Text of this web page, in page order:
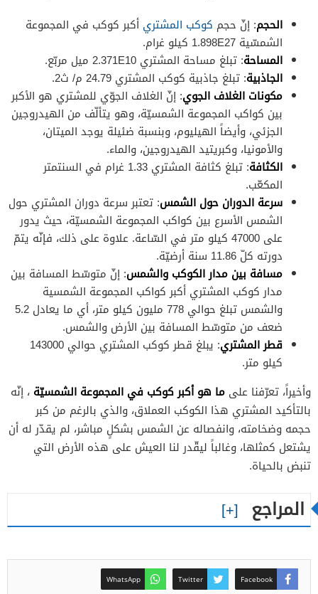
الحجم: إنّ حجم كوكب المشتري أكبر كوكب في المجموعة
الشمسّية 1.898E27 كيلو غرام.
المساحة: تبلغ مساحة المشتري 2.371E10 ميل مربّع.
الجاذبية: تبلغ جاذبية كوكب المشتري 24.79 م/ ث2.
مكونات الغلاف الجوي: إنّ الغلاف الجوّي للمشتري هو الأكبر
بين كواكب المجموعة الشمسيّة، وهو يتألّف من الهيدروجين
الجزئي، وأيضاً الهيليوم، وبنسبة ضئيلة يوجد الميتان،
والأمونيا، وكبريتيد الهيدروجين، والماء.
الكثافة
: تبلغ كثافة المشتري 1.33 غرام في السنتمتر
المكعّب.
سرعة الدوران حول الشمس: تعتبر سرعة دوران المشتري حول
الشمس الأسرع بين كواكب المجموعة الشمسيّة، حيث يدور
على 47000 كيلو متر في السّاعة. علاوة على ذلك، فإنّه يتمّ
دورته كلّ 11.86 سنة أرضيّة.
مسافة بين مدار الكوكب والشمس: إنّ متوسّط المسافة بين
مدار كوكب المشتري أكبر كواكب المجموعة الشمسية
والشمس تبلغ حوالي 778 مليون كيلو متر، أي ما يعادل 5.2
ضعف من متوسّط المسافة بين الأرض والشمس.
قطر المشتري
: يبلغ قطر كوكب المشتري حوالي 143000
كيلو متر.
وأخيراً، تعرّفنا على ما هو أكبر كوكب في المجموعة الشمسيّة ، إنّه
بالتأكيد المشتري هذا الكوكب العملاق، والذي بالرغم من كبر
حجمه وضخامته، وانفصاله عن الشمس بشكلٍ مباشر، لم يقدّر له أن
يشتعل كمثلها، وغالباً ليقّدر لنا العيش على هذه الأرض التي
تنبض بالحياة.
المراجع
Facebook
Twitter
WhatsApp